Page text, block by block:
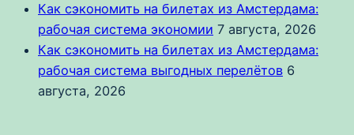
Как сэкономить на билетах из Амстердама:
рабочая система экономии 7 августа, 2026
Как сэкономить на билетах из Амстердама:
рабочая система выгодных перелётов 6
августа, 2026